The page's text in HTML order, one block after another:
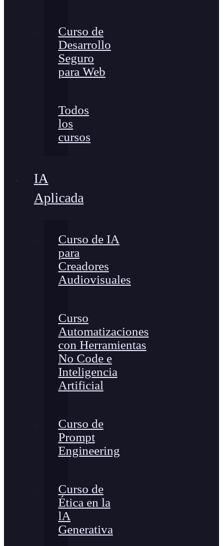
Curso de
Desarrollo
Seguro
para Web
Todos
los
cursos
IA
Aplicada
Curso de IA
para
Creadores
Audiovisuales
Curso
Automatizaciones
con Herramientas
No Code e
Inteligencia
Artificial
Curso de
Prompt
Engineering
Curso de
Ética en la
lA
Generativa